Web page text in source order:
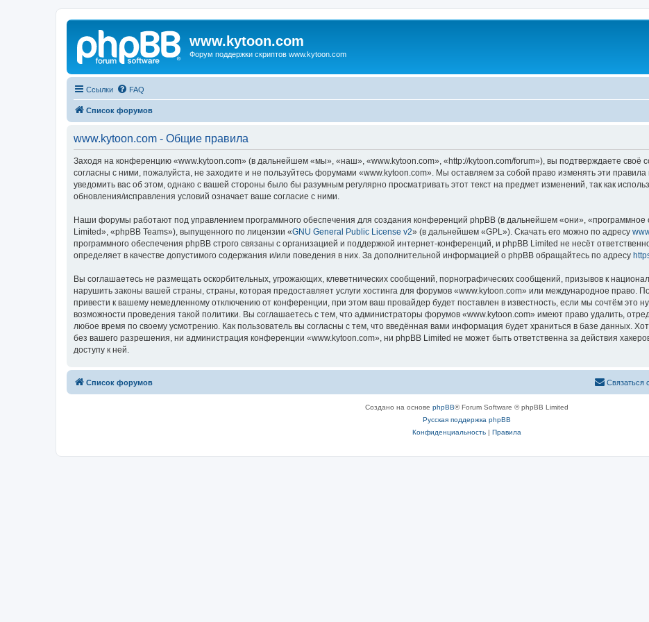
www.kytoon.com
Форум поддержки скриптов www.kytoon.com
Ссылки FAQ
Список форумов
www.kytoon.com - Общие правила
Заходя на конференцию «www.kytoon.com» (в дальнейшем «мы», «наш», «www.kytoon.com», «http://kytoon.com/forum»), вы подтверждаете своё
согласны с ними, пожалуйста, не заходите и не пользуйтесь форумами «www.kytoon.com». Мы оставляем за собой право изменять эти
уведомить вас об этом, однако с вашей стороны было бы разумным регулярно просматривать этот текст на предмет изменений, так как
обновления/исправления условий означает ваше согласие с ними.
Наши форумы работают под управлением программного обеспечения для создания конференций phpBB (в дальнейшем «они», «программное
Limited», «phpBB Teams»), выпущенного по лицензии «GNU General Public License v2» (в дальнейшем «GPL»). Скачать его можно по адресу
программного обеспечения phpBB строго связаны с организацией и поддержкой интернет-конференций, и phpBB Limited не несёт
определяет в качестве допустимого содержания и/или поведения в них. За дополнительной информацией о phpBB обращайтесь по адресу
Вы соглашаетесь не размещать оскорбительных, угрожающих, клеветнических сообщений, порнографических сообщений, призывов к
нарушить законы вашей страны, страны, которая предоставляет услуги хостинга для форумов «www.kytoon.com» или международное право.
привести к вашему немедленному отключению от конференции, при этом ваш провайдер будет поставлен в известность, если мы сочтём это
возможности проведения такой политики. Вы соглашаетесь с тем, что администраторы форумов «www.kytoon.com» имеют право удалить,
любое время по своему усмотрению. Как пользователь вы согласны с тем, что введённая вами информация будет храниться в базе данных.
без вашего разрешения, ни администрация конференции «www.kytoon.com», ни phpBB Limited не может быть ответственна за действия
доступу к ней.
Список форумов Связаться
Создано на основе phpBB® Forum Software © phpBB Limited
Русская поддержка phpBB
Конфиденциальность| Правила